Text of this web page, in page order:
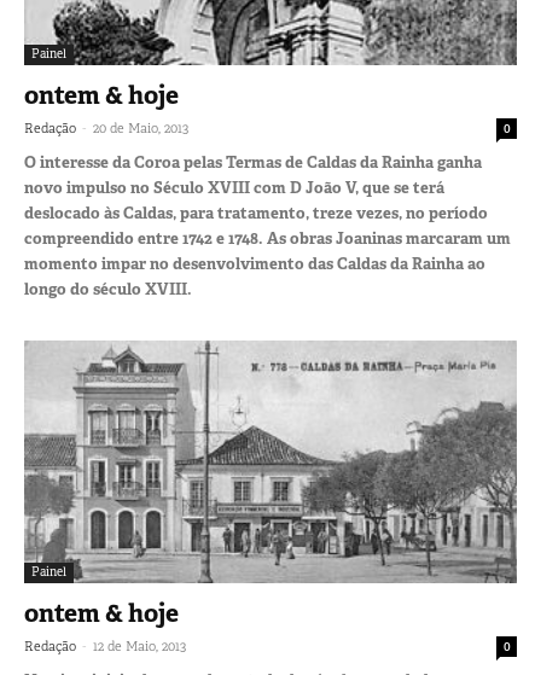
Painel
ontem & hoje
Redação - 20 de Maio, 2013 0
O interesse da Coroa pelas Termas de Caldas da Rainha ganha
novo impulso no Século XVIII com D João V, que se terá
deslocado às Caldas, para tratamento, treze vezes, no período
compreendido entre 1742 e 1748. As obras Joaninas marcaram um
momento impar no desenvolvimento das Caldas da Rainha ao
longo do século XVIII.
Painel
ontem & hoje
Redação - 12 de Maio, 2013 0